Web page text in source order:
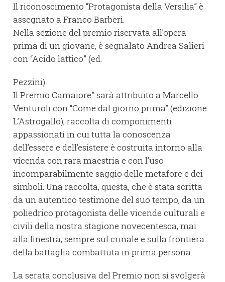
Il riconoscimento “Protagonista della Versilia” è
assegnato a Franco Barberi.
Nella sezione del premio riservata all’opera
prima di un giovane, è segnalato Andrea Salieri
con “Acido lattico” (ed.
Pezzini).
Il Premio Camaiore” sarà attribuito a Marcello
Venturoli con “Come dal giorno prima” (edizione
L’Astrogallo), raccolta di componimenti
appassionati in cui tutta la conoscenza
dell’essere e dell’esistere è costruita intorno alla
vicenda con rara maestria e con l’uso
incomparabilmente saggio delle metafore e dei
simboli. Una raccolta, questa, che è stata scritta
da un autentico testimone del suo tempo, da un
poliedrico protagonista delle vicende culturali e
civili della nostra stagione novecentesca, mai
alla finestra, sempre sul crinale e sulla frontiera
della battaglia combattuta in prima persona.
La serata conclusiva del Premio non si svolgerà